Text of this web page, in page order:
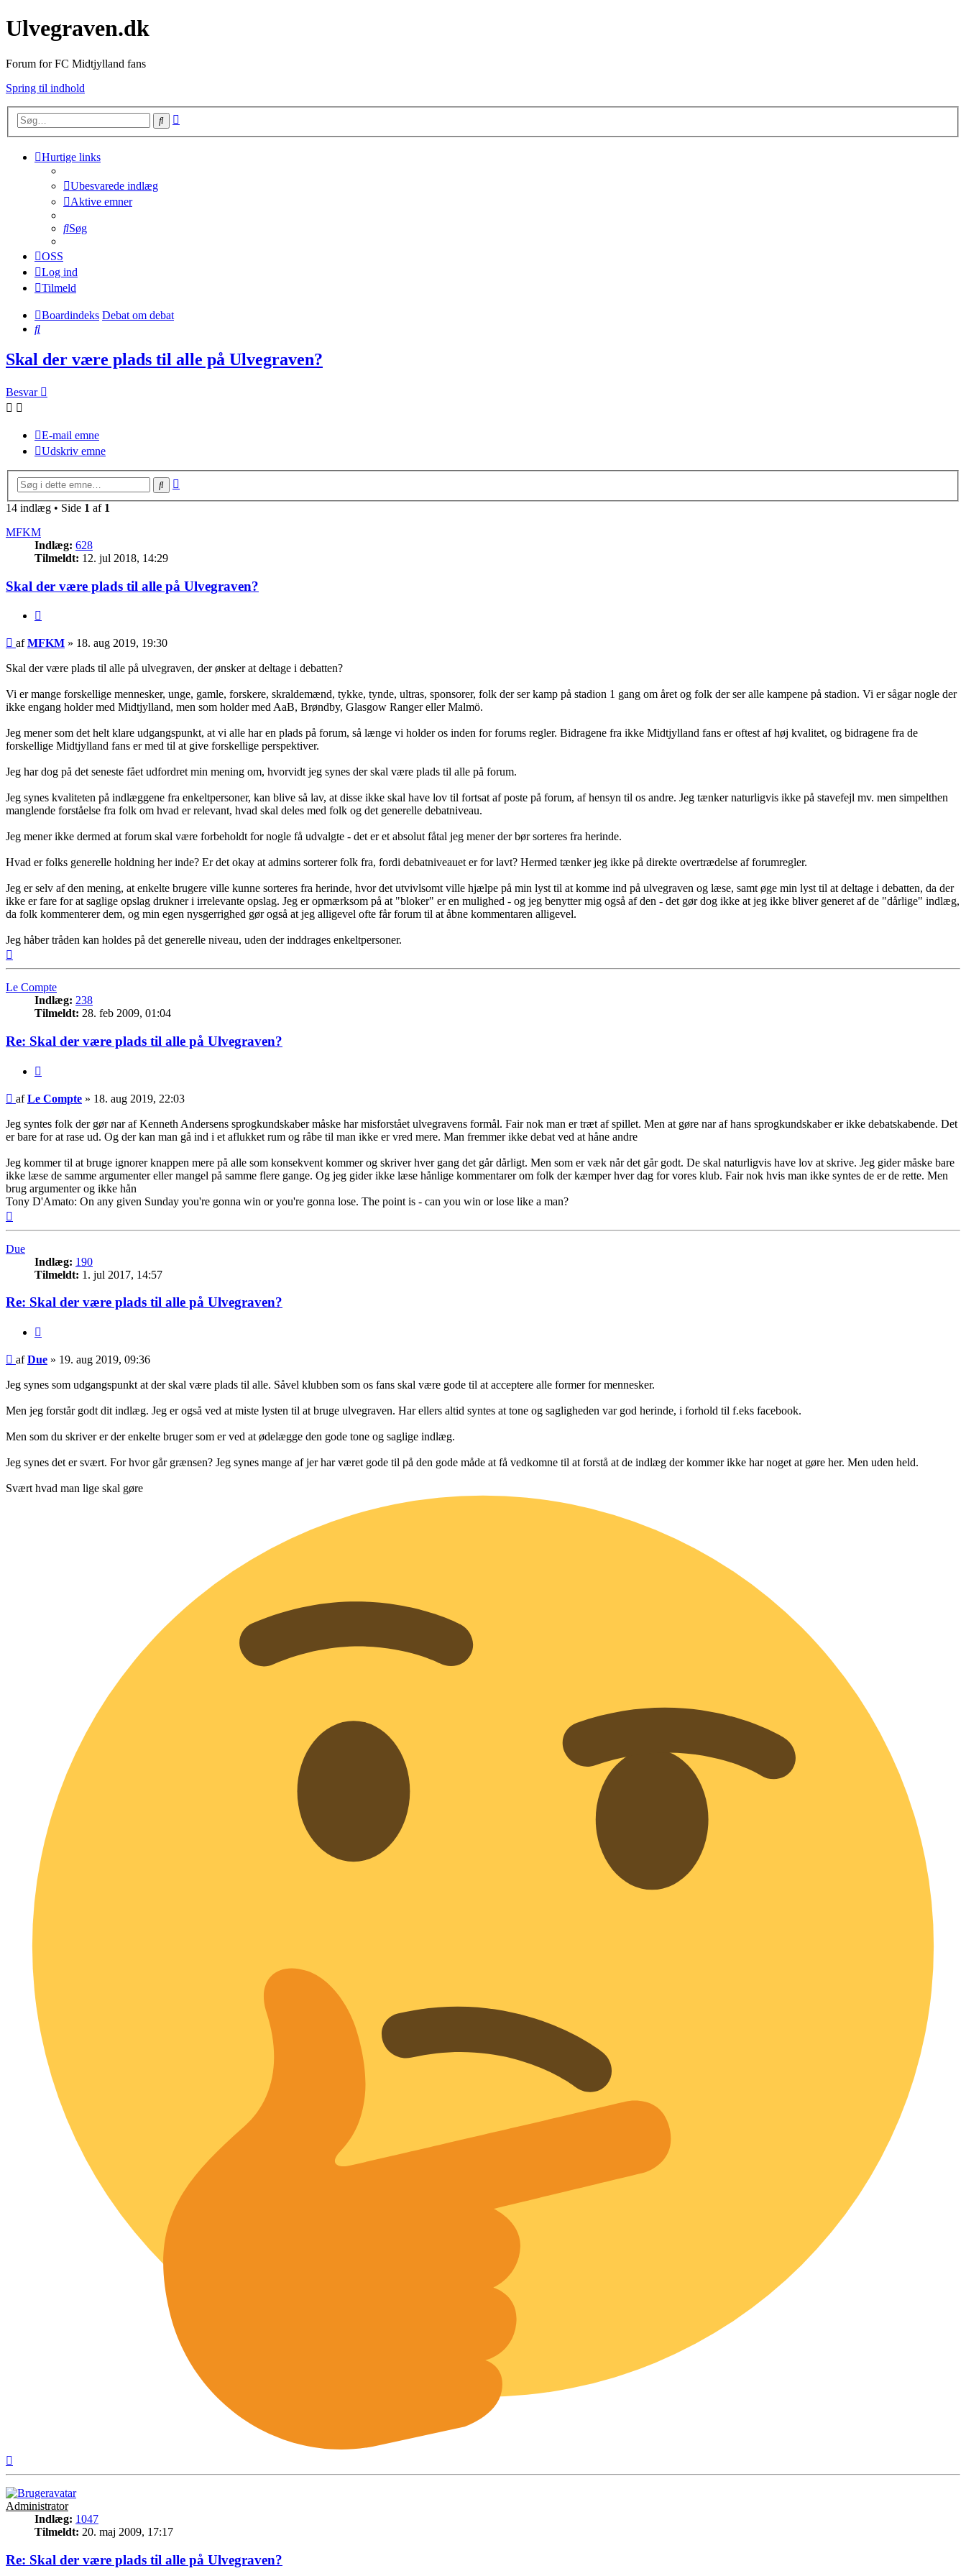
Ulvegraven.dk
Forum for FC Midtjylland fans
Spring til indhold
Søg
Hurtige links
Ubesvarede indlæg
Aktive emner
Søg
OSS
Log ind
Tilmeld
Boardindeks Debat om debat
Søg
Skal der være plads til alle på Ulvegraven?
Besvar
E-mail emne
Udskriv emne
Søg
14 indlæg • Side 1 af 1
MFKM
Indlæg: 628
Tilmeldt: 12. jul 2018, 14:29
Skal der være plads til alle på Ulvegraven?
Indlæg
afMFKM » 18. aug 2019, 19:30
Skal der være plads til alle på ulvegraven, der ønsker at deltage i debatten?
Vi er mange forskellige mennesker, unge, gamle, forskere, skraldemænd, tykke, tynde, ultras, sponsorer, folk der ser kamp på stadion 1 gang om året og folk der ser alle kampene på stadion. Vi er sågar nogle der
ikke engang holder med Midtjylland, men som holder med AaB, Brøndby, Glasgow Ranger eller Malmö.
Jeg mener som det helt klare udgangspunkt, at vi alle har en plads på forum, så længe vi holder os inden for forums regler. Bidragene fra ikke Midtjylland fans er oftest af høj kvalitet, og bidragene fra de
forskellige Midtjylland fans er med til at give forskellige perspektiver.
Jeg har dog på det seneste fået udfordret min mening om, hvorvidt jeg synes der skal være plads til alle på forum.
Jeg synes kvaliteten på indlæggene fra enkeltpersoner, kan blive så lav, at disse ikke skal have lov til fortsat af poste på forum, af hensyn til os andre. Jeg tænker naturligvis ikke på stavefejl mv. men simpelthen
manglende forståelse fra folk om hvad er relevant, hvad skal deles med folk og det generelle debatniveau.
Jeg mener ikke dermed at forum skal være forbeholdt for nogle få udvalgte - det er et absolut fåtal jeg mener der bør sorteres fra herinde.
Hvad er folks generelle holdning her inde? Er det okay at admins sorterer folk fra, fordi debatniveauet er for lavt? Hermed tænker jeg ikke på direkte overtrædelse af forumregler.
Jeg er selv af den mening, at enkelte brugere ville kunne sorteres fra herinde, hvor det utvivlsomt ville hjælpe på min lyst til at komme ind på ulvegraven og læse, samt øge min lyst til at deltage i debatten, da der
ikke er fare for at saglige opslag drukner i irrelevante opslag. Jeg er opmærksom på at "bloker" er en mulighed - og jeg benytter mig også af den - det gør dog ikke at jeg ikke bliver generet af de "dårlige" indlæg,
da folk kommenterer dem, og min egen nysgerrighed gør også at jeg alligevel ofte får forum til at åbne kommentaren alligevel.
Jeg håber tråden kan holdes på det generelle niveau, uden der inddrages enkeltpersoner.
Le Compte
Indlæg: 238
Tilmeldt: 28. feb 2009, 01:04
Re: Skal der være plads til alle på Ulvegraven?
Indlæg
afLe Compte » 18. aug 2019, 22:03
Jeg syntes folk der gør nar af Kenneth Andersens sprogkundskaber måske har misforstået ulvegravens formål. Fair nok man er træt af spillet. Men at gøre nar af hans sprogkundskaber er ikke debatskabende. Det
er bare for at rase ud. Og der kan man gå ind i et aflukket rum og råbe til man ikke er vred mere. Man fremmer ikke debat ved at håne andre
Jeg kommer til at bruge ignorer knappen mere på alle som konsekvent kommer og skriver hver gang det går dårligt. Men som er væk når det går godt. De skal naturligvis have lov at skrive. Jeg gider måske bare
ikke læse de samme argumenter eller mangel på samme flere gange. Og jeg gider ikke læse hånlige kommentarer om folk der kæmper hver dag for vores klub. Fair nok hvis man ikke syntes de er de rette. Men
brug argumenter og ikke hån
Tony D'Amato: On any given Sunday you're gonna win or you're gonna lose. The point is - can you win or lose like a man?
Due
Indlæg: 190
Tilmeldt: 1. jul 2017, 14:57
Re: Skal der være plads til alle på Ulvegraven?
Indlæg
afDue » 19. aug 2019, 09:36
Jeg synes som udgangspunkt at der skal være plads til alle. Såvel klubben som os fans skal være gode til at acceptere alle former for mennesker.
Men jeg forstår godt dit indlæg. Jeg er også ved at miste lysten til at bruge ulvegraven. Har ellers altid syntes at tone og sagligheden var god herinde, i forhold til f.eks facebook.
Men som du skriver er der enkelte bruger som er ved at ødelægge den gode tone og saglige indlæg.
Jeg synes det er svært. For hvor går grænsen? Jeg synes mange af jer har været gode til på den gode måde at få vedkomne til at forstå at de indlæg der kommer ikke har noget at gøre her. Men uden held.
Svært hvad man lige skal gøre
Administrator
Indlæg: 1047
Tilmeldt: 20. maj 2009, 17:17
Re: Skal der være plads til alle på Ulvegraven?